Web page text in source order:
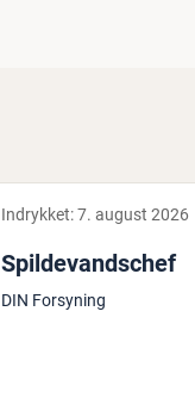
Indrykket:7. august 2026
Spil­de­vands­chef
DIN Forsyning